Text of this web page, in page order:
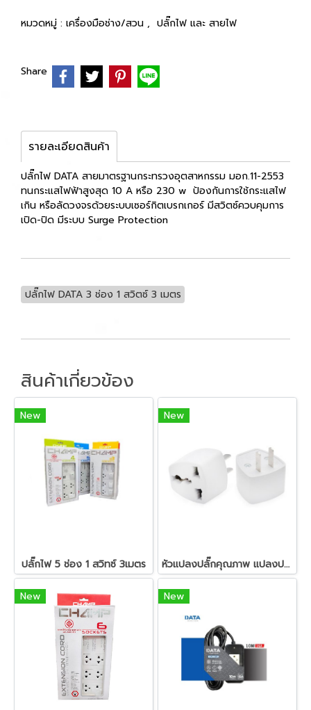
หมวดหมู่ : เครื่องมือช่าง/สวน , ปลั๊กไฟ และ สายไฟ
Share
รายละเอียดสินค้า
ปลั๊กไฟ DATA สายมาตรฐานกระทรวงอุตสาหกรรม มอก.11-2553
ทนกระแสไฟฟ้าสูงสุด 10 A หรือ 230 w ป้องกันการใช้กระแสไฟ
เกิน หรือลัดวงจรด้วยระบบเซอร์กิตเบรกเกอร์ มีสวิตซ์ควบคุมการ
เปิด-ปิด มีระบบ Surge Protection
ปลั๊กไฟ DATA 3 ช่อง 1 สวิตซ์ 3 เมตร
สินค้าเกี่ยวข้อง
New
ปลั๊กไฟ 5 ช่อง 1 สวิทซ์ 3เมตร
New
หัวแปลงปลั๊กคุณภาพ แปลงปลั๊กไฟทุกแบบเป็นหัวแบน สีขาว
New New